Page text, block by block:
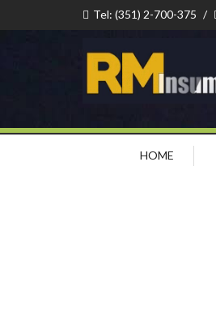
Tel: (351) 2-700-375 /
HOME